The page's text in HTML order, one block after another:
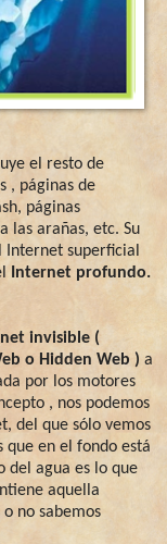
el resto de
, páginas de
páginas
las arañas, etc. Su
superficial
Internet profundo.
invisible (
o Hidden Web ) a
por los motores
, nos podemos
del que sólo vemos
en el fondo está
del agua es lo que
aquella
no sabemos